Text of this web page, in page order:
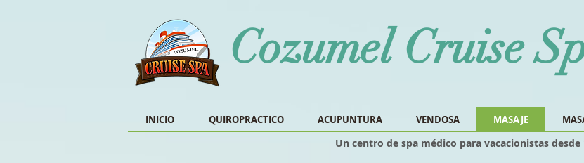
Cozumel Cruise
Un centro de spa médico para vacacionistas desde
INICIO QUIROPRACTICO ACUPUNTURA VENDOSA MASAJE